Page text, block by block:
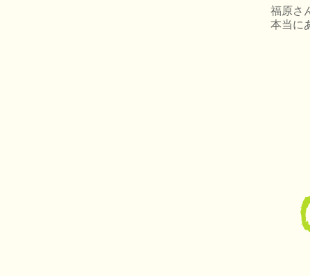
福原さ
本当に